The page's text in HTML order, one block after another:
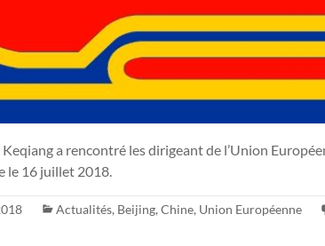
a rencontré les dirigeant de l’Union
le 16 juillet 2018.
Actualités, Beijing, Chine, Union Européenne